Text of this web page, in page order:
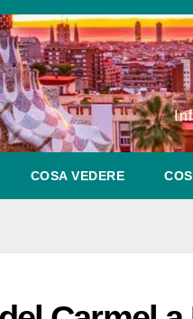
COSA VEDERE